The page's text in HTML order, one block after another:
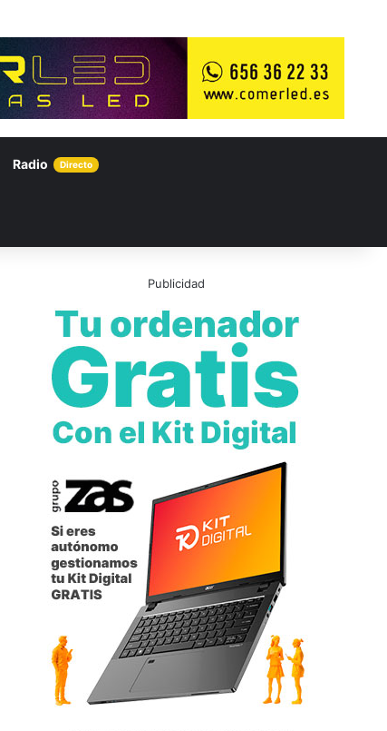
Radio Directo
Publicidad